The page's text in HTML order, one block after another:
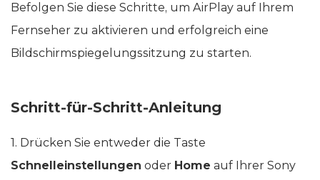
Befolgen Sie diese Schritte, um AirPlay auf Ihrem
Fernseher zu aktivieren und erfolgreich eine
Bildschirmspiegelungssitzung zu starten.
Schritt-für-Schritt-Anleitung
1. Drücken Sie entweder die Taste
Schnelleinstellungen oder Home auf Ihrer Sony